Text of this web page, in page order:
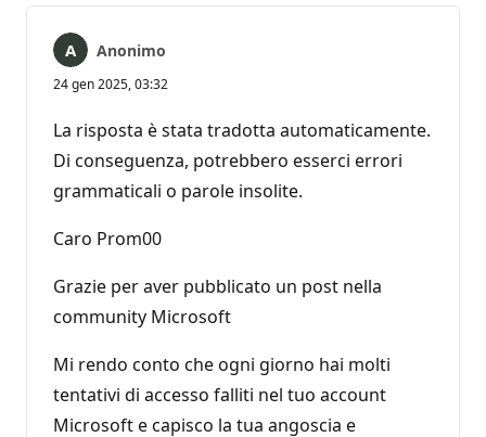
Anonimo
24 gen 2025, 03:32
La risposta è stata tradotta automaticamente.
Di conseguenza, potrebbero esserci errori
grammaticali o parole insolite.
Caro Prom00
Grazie per aver pubblicato un post nella
community Microsoft
Mi rendo conto che ogni giorno hai molti
tentativi di accesso falliti nel tuo account
Microsoft e capisco la tua angoscia e